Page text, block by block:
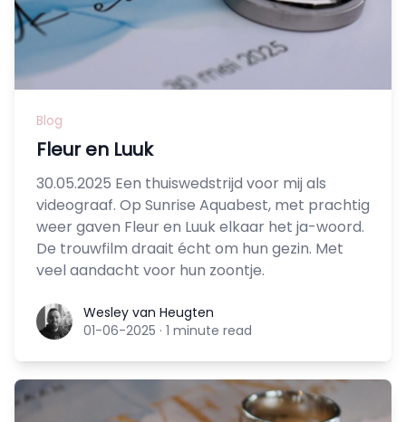
Blog
Fleur en Luuk
30.05.2025 Een thuiswedstrijd voor mij als
videograaf. Op Sunrise Aquabest, met prachtig
weer gaven Fleur en Luuk elkaar het ja-woord.
De trouwfilm draait écht om hun gezin. Met
veel aandacht voor hun zoontje.
Wesley van Heugten
Wesley van Heugten
01-06-2025 · 1 minute read